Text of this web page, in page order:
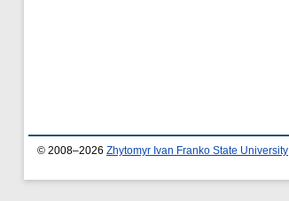
© 2008–2026 Zhytomyr Ivan Franko State University